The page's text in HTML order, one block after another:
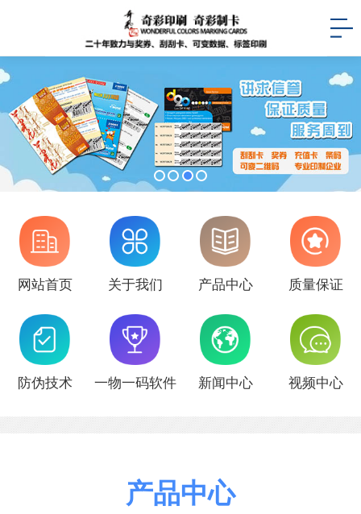
网站首页 关于我们 产品中心 质量保证
防伪技术 一物一码软件 新闻中心 视频中心
产品中心